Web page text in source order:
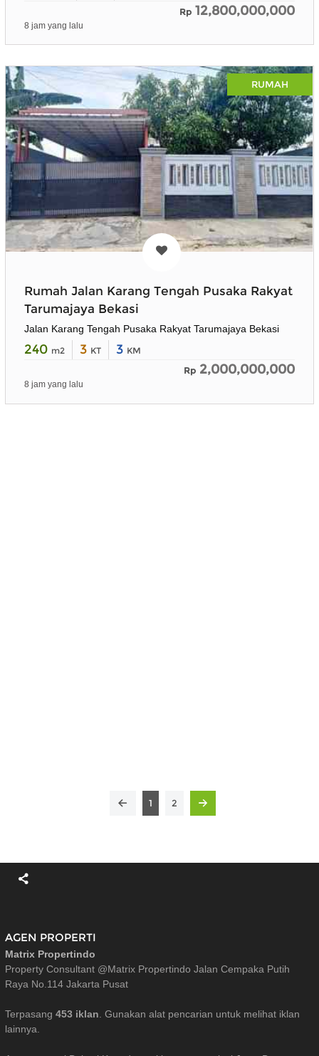
Rp 12,800,000,000
8 jam yang lalu
RUMAH
Rumah Jalan Karang Tengah Pusaka Rakyat
Tarumajaya Bekasi
Jalan Karang Tengah Pusaka Rakyat Tarumajaya Bekasi
240 m2 3 KT 3 KM
Rp 2,000,000,000
8 jam yang lalu
1 2
AGEN PROPERTI
Matrix Propertindo
Property Consultant @Matrix Propertindo Jalan Cempaka Putih
Raya No.114 Jakarta Pusat
Terpasang 453 iklan. Gunakan alat pencarian untuk melihat iklan
lainnya.